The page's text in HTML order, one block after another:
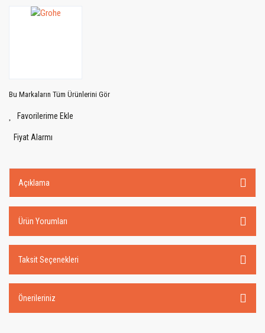
Bu Markaların Tüm Ürünlerini Gör
Fiyat Alarmı
Açıklama
Ürün Yorumları
Taksit Seçenekleri
Önerileriniz